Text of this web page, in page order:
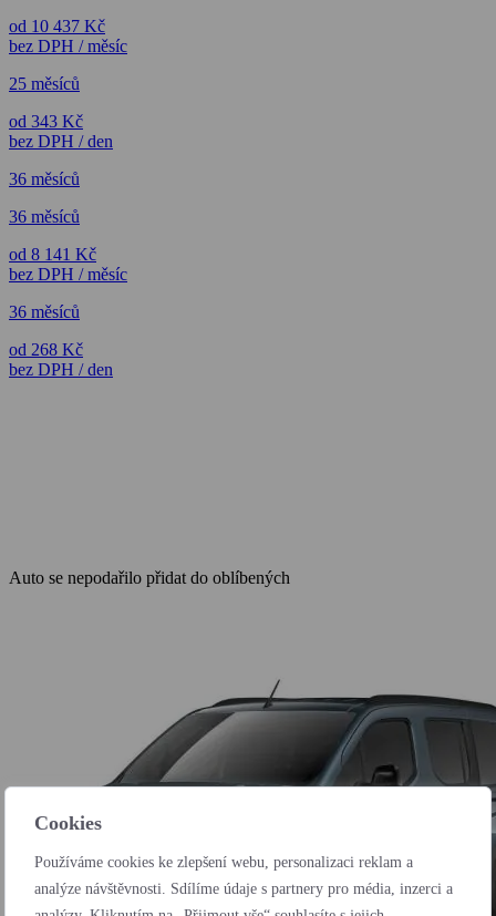
Cookies
Používáme cookies ke zlepšení webu, personalizaci reklam a
analýze návštěvnosti. Sdílíme údaje s partnery pro média, inzerci a
od 10 437 Kč
bez DPH / měsíc
25 měsíců
od 343 Kč
bez DPH / den
36 měsíců
36 měsíců
od 8 141 Kč
bez DPH / měsíc
36 měsíců
od 268 Kč
bez DPH / den
Auto se nepodařilo přidat do oblíbených